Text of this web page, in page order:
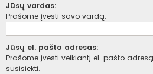
Jūsų vardas:
Prašome įvesti savo vardą.
Jūsų el. pašto adresas:
Prašome įvesti veikiantį el. pašto
susisiekti.